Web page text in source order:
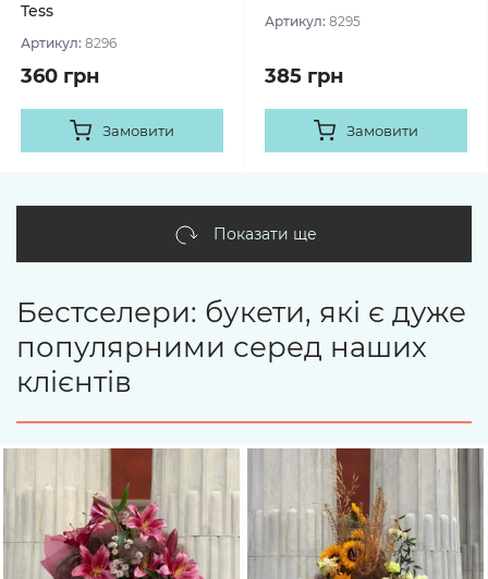
Tess
Артикул: 8296
360 грн
Замовити
Артикул: 8295
385 грн
Замовити
Показати ще
Бестселери: букети, які є дуже
популярними серед наших
клієнтів